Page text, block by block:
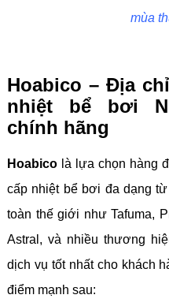
mùa
Hoabico – Địa
nhiệt bể bơi
chính hãng
Hoabicolà lựa chọn hàng
cấp nhiệt bể bơi đa dạng
toàn thế giới như Tafuma,
Astral, và nhiều thương
dịch vụ tốt nhất cho khách
điểm mạnh sau: